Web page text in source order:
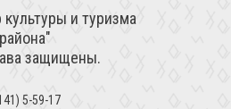
и туризма
защищены.
5-59-17